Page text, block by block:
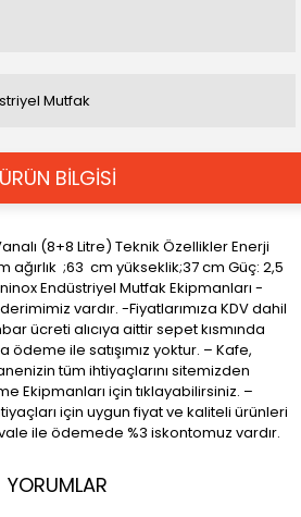
Mutfak
ÜRÜN BİLGİSİ
(8+8 Litre) Teknik Özellikler Enerji
ağırlık ;63 cm yükseklik;37 cm Güç: 2,5
Endüstriyel Mutfak Ekipmanları -
vardır. -Fiyatlarımıza KDV dahil
ücreti alıcıya aittir sepet kısmında
ödeme ile satışımız yoktur. – Kafe,
tüm ihtiyaçlarını sitemizden
Ekipmanları için tıklayabilirsiniz. –
için uygun fiyat ve kaliteli ürünleri
ile ödemede %3 iskontomuz vardır.
YORUMLAR